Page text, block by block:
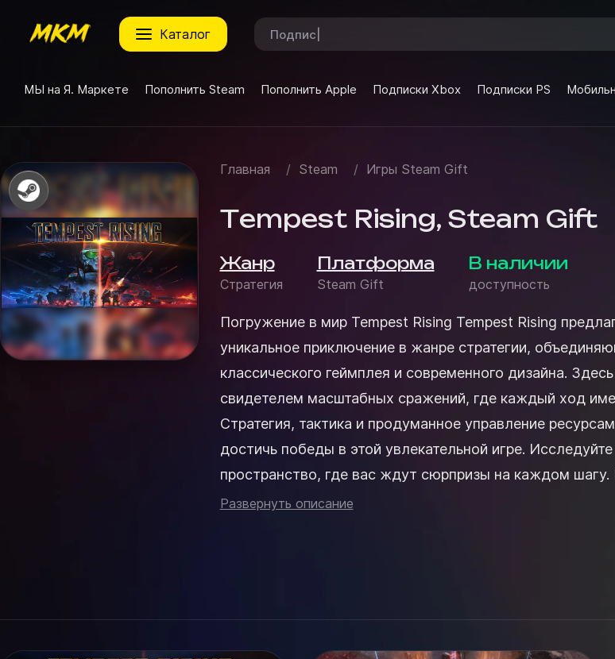
каталог
МЫ на Я. Маркете Пополнить Steam Пополнить Apple Подписки Xbox Подписки PS
Главная / Steam / Игры Steam Gift
Tempest Rising, Steam Gift
Жанр
Стратегия
Платформа
Steam Gift
В наличии
доступность
Погружение в мир Tempest Rising Tempest Rising предлагает игрокам
уникальное приключение в жанре стратегии,
классического геймплея и современного дизайна.
свидетелем масштабных сражений, где каждый ход
Стратегия, тактика и продуманное управление
достичь победы в этой увлекательной игре. Исследуйте открытое игровое
пространство, где вас ждут сюрпризы на каждом шагу.
простоту механик, игра требует вни...
Развернуть описание